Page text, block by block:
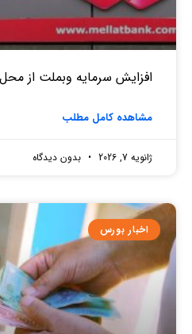
افزایش سرمایه وبملت از
مشاهده کامل مطلب
ژانویه 7, 2026 بدون دیدگاه
اخبار بورس